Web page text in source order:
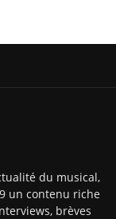
du musical,
un contenu riche
brèves